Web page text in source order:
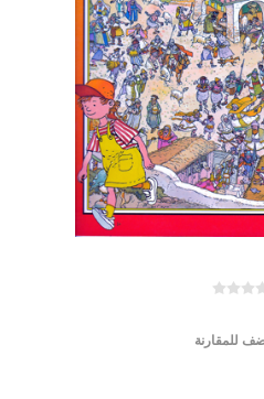
للمقارنة